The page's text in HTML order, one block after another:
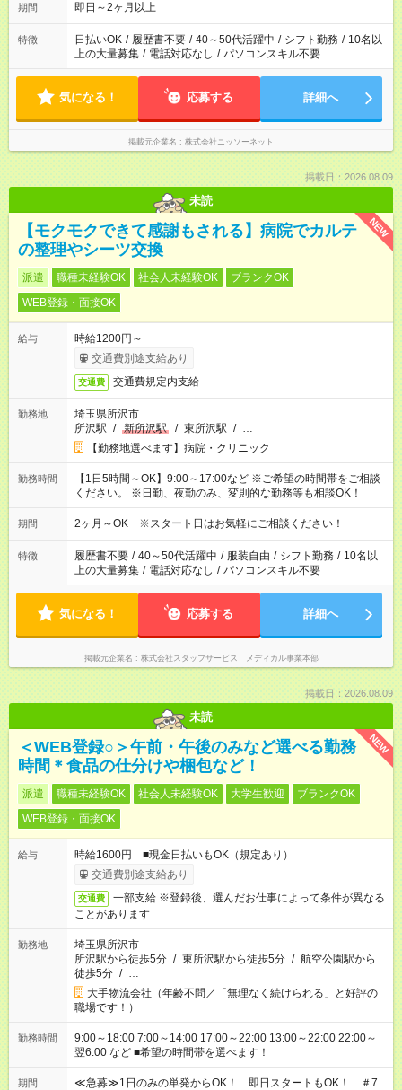
期間 即日～2ヶ月以上
特徴 日払いOK / 履歴書不要 / 40～50代活躍中 / シフト勤務 / 10名以
上の大量募集 / 電話対応なし / パソコンスキル不要
気になる！ 応募する 詳細へ
掲載元企業名 株式会社ニッソーネット
掲載日：2026.08.09
未読
NEW
【モクモクできて感謝もされる】病院でカルテ
の整理やシーツ交換
派遣 職種未経験OK 社会人未経験OK
ブランクOK
WEB登録・面接OK
給与
時給1200円～
交通費別途支給あり
交通費 交通費規定内支給
勤務地
埼玉県所沢市
所沢駅 / 新所沢駅 / 東所沢駅 / …
【勤務地選べます】病院・クリニック
勤務時間
【1日5時間～OK】9:00～17:00など ※ご希望の時間帯をご相談
ください。 ※日勤、夜勤のみ、変則的な勤務等も相談OK！
期間 2ヶ月～OK ※スタート日はお気軽にご相談ください！
特徴 履歴書不要 / 40～50代活躍中 / 服装自由 / シフト勤務 / 10名以
上の大量募集 / 電話対応なし / パソコンスキル不要
気になる！ 応募する 詳細へ
掲載元企業名 株式会社スタッフサービス メディカル事業本部
掲載日：2026.08.09
未読
NEW
＜WEB登録○＞午前・午後のみなど選べる勤務
時間＊食品の仕分けや梱包など！
派遣 職種未経験OK 社会人未経験OK 大学生歓迎
ブランクOK
WEB登録・面接OK
給与
時給1600円 ■現金日払いもOK（規定あり）
交通費別途支給あり
交通費
一部支給 ※登録後、選んだお仕事によって条件が異なる
ことがあります
勤務地
埼玉県所沢市
所沢駅から徒歩5分 / 東所沢駅から徒歩5分 / 航空公園駅から
徒歩5分 / …
大手物流会社（年齢不問／「無理なく続けられる」と好評の
職場です！）
勤務時間
9:00～18:00 7:00～14:00 17:00～22:00 13:00～22:00 22:00～
翌6:00 など ■希望の時間帯を選べます！
期間
≪急募≫1日のみの単発からOK！ 即日スタートもOK！ ＃7